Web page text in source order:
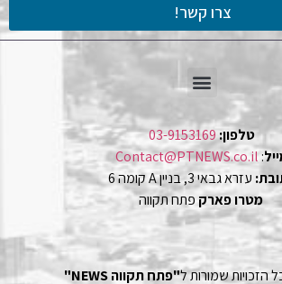
צרו קשר!
טלפון:03-9153169
:
Contact@PTNEWS.co.il
עזרא גבאי 3, בניין A קומה 6
מטרו פארק פתח תקווה
הזכויות שמורות ל"פתח תקווה NEWS"